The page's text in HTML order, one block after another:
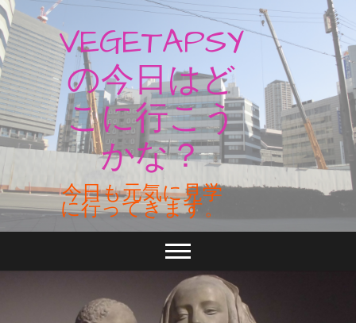
Skip
to
content VEGETAPSY
の今日はど
こに行こう
かな？
今日も元気に見学
に行ってきます。